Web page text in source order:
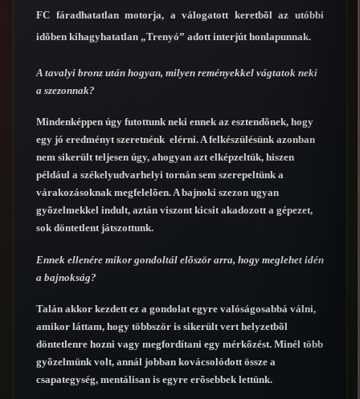
FC fáradhatatlan motorja, a válogatott keretbõl az utóbbi
idõben kihagyhatatlan „Trenyó” adott interjút honlapunnak.
A tavalyi bronz után hogyan, milyen reményekkel vágtatok neki
a szezonnak?
Mindenképpen úgy futottunk neki ennek az esztendõnek, hogy
egy jó eredményt szeretnénk elérni. A felkészülésünk azonban
nem sikerült teljesen úgy, ahogyan azt elképzeltük, hiszen
például a székelyudvarhelyi tornán sem szerepeltünk a
várakozásoknak megfelelõen. A bajnoki szezon ugyan
gyõzelmekkel indult, aztán viszont kicsit akadozott a gépezet,
sok döntetlent játszottunk.
Ennek ellenére mikor gondoltál elõször arra, hogy meglehet idén
a bajnokság?
Talán akkor kezdett ez a gondolat egyre valóságosabbá válni,
amikor láttam, hogy többször is sikerült vert helyzetbõl
döntetlenre hozni vagy megfordítani egy mérkõzést. Minél több
gyõzelmünk volt, annál jobban kovácsolódott össze a
csapategység, mentálisan is egyre erõsebbek lettünk.